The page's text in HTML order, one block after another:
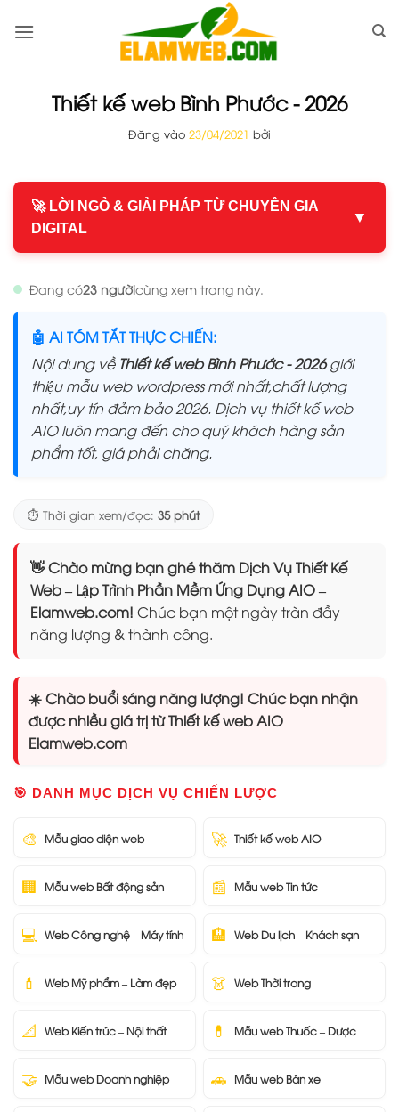
qua
Thiết kế web Bình Phước - 2026
Đăng vào 23/04/2021 bởi
🚀 LỜI NGỎ & GIẢI PHÁP TỪ CHUYÊN GIA
DIGITAL
▼
Đang có23 ngườicùng xem trang này.
🤖 AI TÓM TẮT THỰC CHIẾN:
Nội dung về Thiết kế web Bình Phước - 2026giới
thiệu mẫu web wordpress mới nhất,chất lượng
nhất,uy tín đảm bảo 2026. Dịch vụ thiết kế web
AIO luôn mang đến cho quý khách hàng sản
phẩm tốt, giá phải chăng.
⏱️ Thời gian xem/đọc: 35 phút
👋 Chào mừng bạn ghé thăm Dịch Vụ Thiết Kế
Web – Lập Trình Phần Mềm Ứng Dụng AIO –
Elamweb.com! Chúc bạn một ngày tràn đầy
năng lượng & thành công.
☀️ Chào buổi sáng năng lượng! Chúc bạn nhận
được nhiều giá trị từ Thiết kế web AIO
Elamweb.com
🎯 DANH MỤC DỊCH VỤ CHIẾN LƯỢC
🎨 Mẫu giao diện web 🚀 Thiết kế web AIO
🏢 Mẫu web Bất động sản 📰 Mẫu web Tin tức
💻 Web Công nghệ – Máy tính 🏨 Web Du lịch – Khách sạn
💄 Web Mỹ phẩm – Làm đẹp 👗 Web Thời trang
📐 Web Kiến trúc – Nội thất 💊 Mẫu web Thuốc – Dược
🤝 Mẫu web Doanh nghiệp 🚗 Mẫu web Bán xe